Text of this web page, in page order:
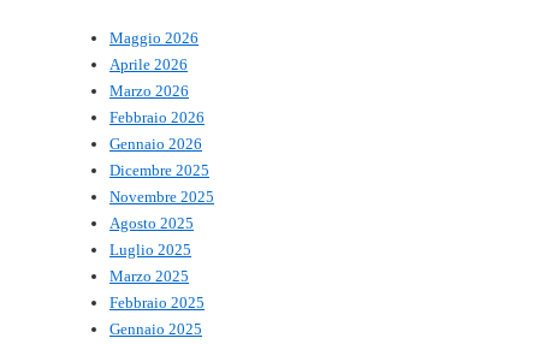
Maggio 2026
Aprile 2026
Marzo 2026
Febbraio 2026
Gennaio 2026
Dicembre 2025
Novembre 2025
Agosto 2025
Luglio 2025
Marzo 2025
Febbraio 2025
Gennaio 2025